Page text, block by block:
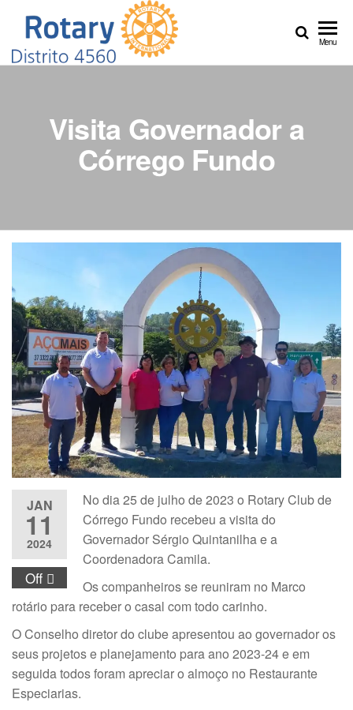
4560
Esperança
Menu
Visita Governador a
Córrego Fundo
JAN
11
2024
Off
No dia 25 de julho de 2023 o Rotary Club de
Córrego Fundo recebeu a visita do
Governador Sérgio Quintanilha e a
Coordenadora Camila.
Os companheiros se reuniram no Marco
rotário para receber o casal com todo carinho.
O Conselho diretor do clube apresentou ao governador os
seus projetos e planejamento para ano 2023-24 e em
seguida todos foram apreciar o almoço no Restaurante
Especiarias.